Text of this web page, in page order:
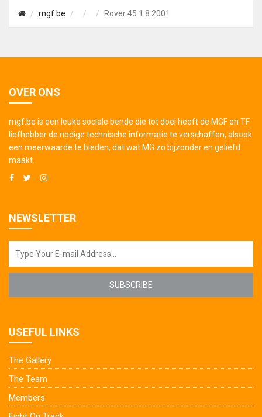
mgf.be Rover 45 1.8 2001
OVER ONS
mgf.be is een leuke sociale bende die tot doel heeft de MGF en TF
liefhebber de nodige technische informatie te verschaffen, alsook
een meerwaarde te bieden, dat wat MG zo bijzonder en geliefd
maakt.
NEWSLETTER
SUBSCRIBE
USEFUL LINKS
The Gallery
The Team
Members